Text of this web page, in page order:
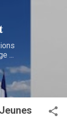
...